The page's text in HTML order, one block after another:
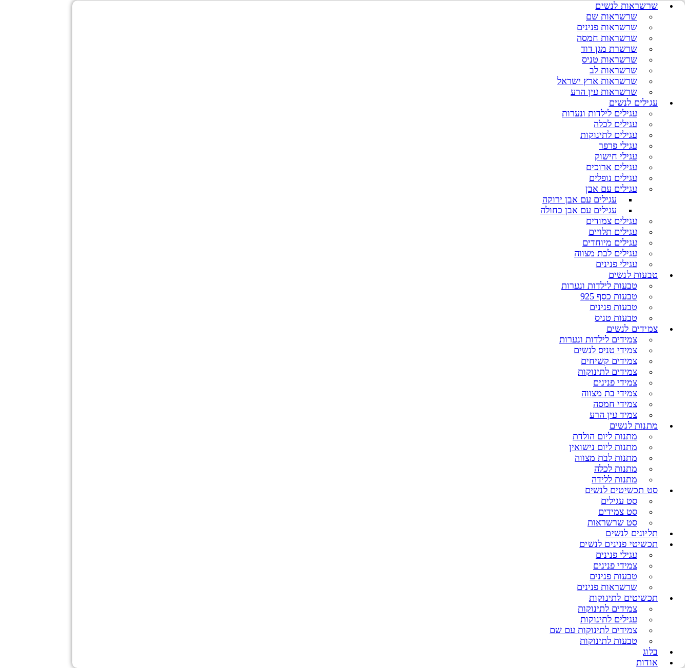
שרשראות לנשים
שרשראות שם
שרשראות פנינים
שרשראות חמסה
שרשרת מגן דוד
שרשראות טניס
שרשראות לב
שרשראות ארץ ישראל
שרשראות עין הרע
עגילים לנשים
עגילים לילדות ונערות
עגילים לכלה
עגילים לתינוקות
עגילי פרפר
עגילי חישוק
עגילים ארוכים
עגילים נופלים
עגילים עם אבן
עגילים עם אבן ירוקה
עגילים עם אבן כחולה
עגילים צמודים
עגילים תלויים
עגילים מיוחדים
עגילים לבת מצווה
עגילי פנינים
טבעות לנשים
טבעות לילדות ונערות
טבעות כסף 925
טבעות פנינים
טבעות טניס
צמידים לנשים
צמידים לילדות ונערות
צמידי טניס לנשים
צמידים קשיחים
צמידים לתינוקות
צמידי פנינים
צמידי בת מצווה
צמידי חמסה
צמיד עין הרע
מתנות לנשים
מתנות ליום הולדת
מתנות ליום נישואין
מתנות לבת מצווה
מתנות לכלה
מתנות ללידה
סט תכשיטים לנשים
סט עגילים
סט צמידים
סט שרשראות
תליונים לנשים
תכשיטי פנינים לנשים
עגילי פנינים
צמידי פנינים
טבעות פנינים
שרשראות פנינים
תכשיטים לתינוקות
צמידים לתינוקות
עגילים לתינוקות
צמידים לתינוקות עם שם
טבעות לתינוקות
בלוג
אודות